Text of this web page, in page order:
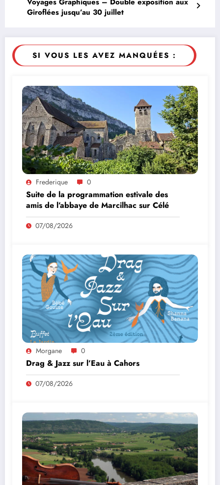
Giroflées jusqu’au 30 juillet
SI VOUS LES AVEZ MANQUÉES :
Frederique 0
Suite de la programmation estivale des
amis de l’abbaye de Marcilhac sur Célé
07/08/2026
Morgane 0
Drag & Jazz sur l’Eau à Cahors
07/08/2026